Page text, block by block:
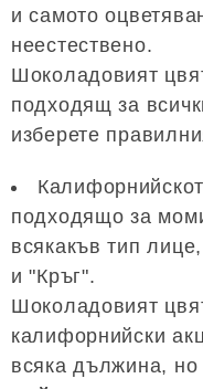
и самото
неестествено.
Шоколадовият
подходящ за
изберете
подходящо за
всякакъв тип
и "Кръг".
Шоколадовият
калифорнийски
всяка дължина, но